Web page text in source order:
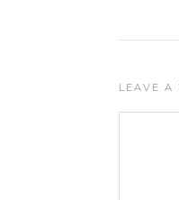
LEAVE A